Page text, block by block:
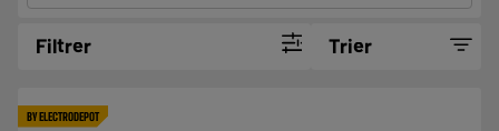
Filtrer Trier
BY ELECTRODEPOT